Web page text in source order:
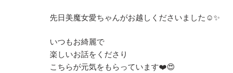
先日美魔女愛ちゃんがお越しくださいました☺️✨
いつもお綺麗で
楽しいお話をくださり
こちらが元気をもらっています❤️😍